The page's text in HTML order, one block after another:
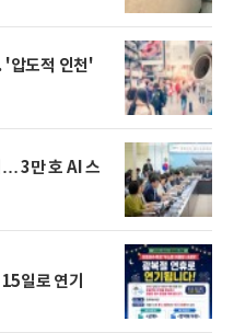
'압도적 인천'
… 3만 호 AI 스
일로 연기